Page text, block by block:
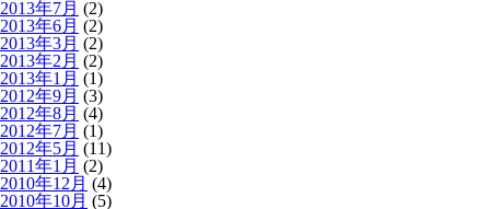
2013年7月 (2)
2013年6月 (2)
2013年3月 (2)
2013年2月 (2)
2013年1月 (1)
2012年9月 (3)
2012年8月 (4)
2012年7月 (1)
2012年5月 (11)
2011年1月 (2)
2010年12月 (4)
2010年10月 (5)